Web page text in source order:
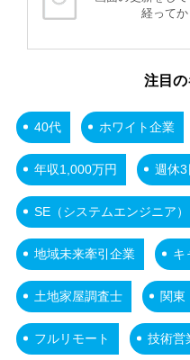
経ってか
注目
40代 ホワイト企業
年収1,000万円 週休3
SE（システムエンジニア）
地域未来牽引企業 キ
土地家屋調査士 関東
フルリモート 技術営